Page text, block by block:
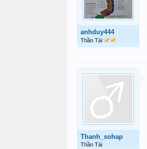
anhduy444
Thần Tài
Thanh_sohap
Thần Tài